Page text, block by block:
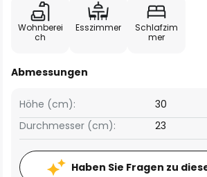
Wohnberei
ch
Esszimmer
Schlafzim
mer
Abmessungen
Höhe (cm):
30
Durchmesser (cm):
23
Haben Sie Fragen zu